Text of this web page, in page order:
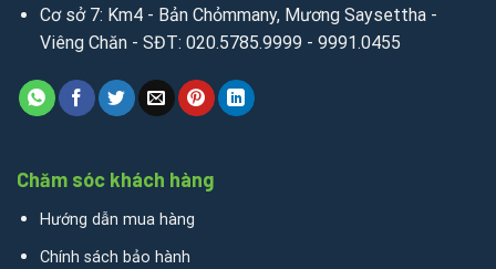
Cơ sở 7: Km4 - Bản Chỏmmany, Mương Saysettha -
Viêng Chăn - SĐT: 020.5785.9999 - 9991.0455
Chăm sóc khách hàng
Hướng dẫn mua hàng
Chính sách bảo hành